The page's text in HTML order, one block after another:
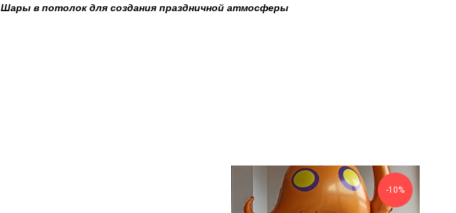
Шары в потолок для создания праздничной атмосферы
-10%